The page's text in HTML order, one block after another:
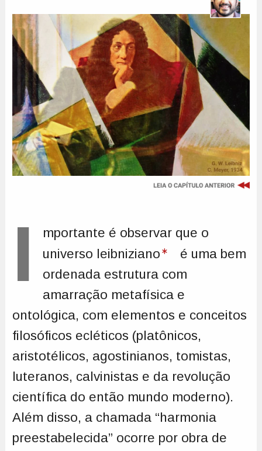
I
mportante é observar que o
universo leibniziano
é uma bem
ordenada estrutura com
amarração metafísica e
ontológica, com elementos e conceitos
filosóficos ecléticos (platônicos,
aristotélicos, agostinianos, tomistas,
luteranos, calvinistas e da revolução
científica do então mundo moderno).
Além disso, a chamada “harmonia
preestabelecida” ocorre por obra de